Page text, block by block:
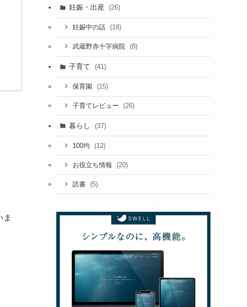
ま
妊娠・出産 (26)
妊娠中の話 (18)
武蔵野赤十字病院 (8)
子育て (41)
保育園 (15)
子育てレビュー (26)
暮らし (37)
100均 (12)
お役立ち情報 (20)
読書 (5)